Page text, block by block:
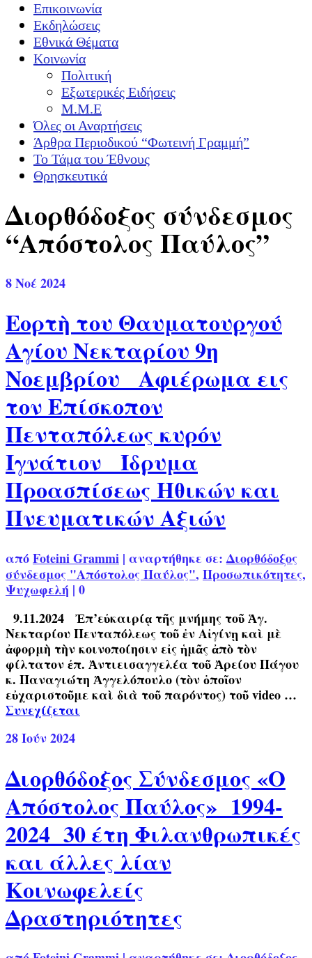
Επικοινωνία
Εκδηλώσεις
Εθνικά Θέματα
Κοινωνία
Πολιτική
Εξωτερικές Ειδήσεις
Μ.Μ.Ε
Όλες οι Αναρτήσεις
Άρθρα Περιοδικού “Φωτεινή Γραμμή”
Το Τάμα του Έθνους
Θρησκευτικά
Διορθόδοξος σύνδεσμος
“Απόστολος Παύλος”
8Νοέ 2024
Εορτὴ του Θαυματουργού
Αγίου Νεκταρίου 9η
Νοεμβρίου Αφιέρωμα εις
τον Επίσκοπον
Πενταπόλεως κυρόν
Ιγνάτιον Ίδρυμα
Προασπίσεως Ηθικών και
Πνευματικών Αξιών
απόFoteini Grammi | αναρτήθηκε σε:Διορθόδοξος
σύνδεσμος "Απόστολος Παύλος", Προσωπικότητες,
Ψυχωφελή | 0
9.11.2024 Ἐπ’εὐκαιρίᾳ τῆς μνήμης τοῦ Ἁγ.
Νεκταρίου Πενταπόλεως τοῦ ἐν Αἰγίνῃ καὶ μὲ
ἀφορμὴ τὴν κοινοποίησιν εἰς ἡμᾶς ἀπὸ τὸν
φίλτατον ἐπ. Ἀντιεισαγγελέα τοῦ Ἀρείου Πάγου
κ. Παναγιώτη Ἀγγελόπουλο (τὸν ὁποῖον
εὐχαριστοῦμε καὶ διὰ τοῦ παρόντος) τοῦ video …
Συνεχίζεται
28Ιούν 2024
Διορθόδοξος Σύνδεσμος «Ο
Απόστολος Παύλος» 1994-
2024 30 έτη Φιλανθρωπικές
και άλλες λίαν
Κοινωφελείς
Δραστηριότητες